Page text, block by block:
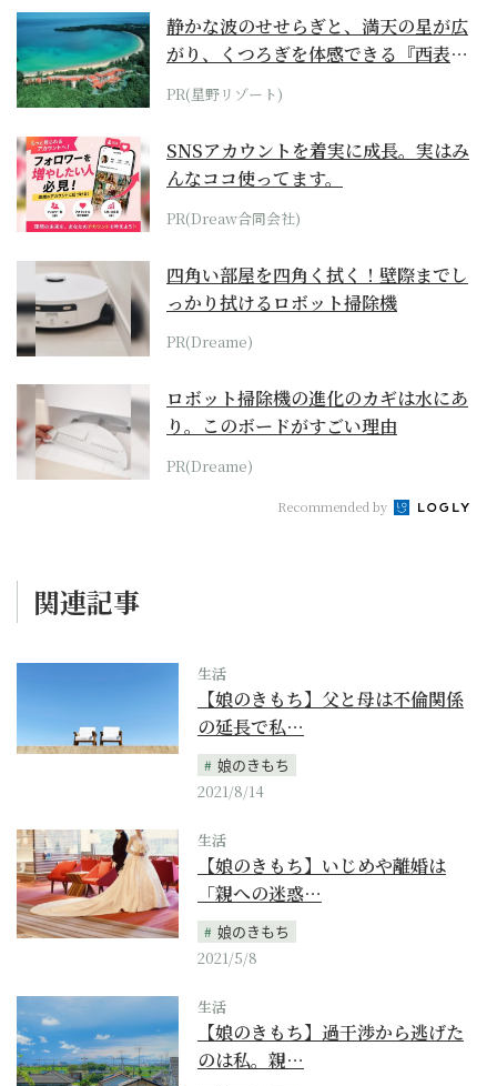
静かな波のせせらぎと、満天の星が広
がり、くつろぎを体感できる『西表島
ホテル by...
PR(星野リゾート)
SNSアカウントを着実に成長。実はみ
んなココ使ってます。
PR(Dreaw合同会社)
四角い部屋を四角く拭く！壁際までし
っかり拭けるロボット掃除機
PR(Dreame)
ロボット掃除機の進化のカギは水にあ
り。このボードがすごい理由
PR(Dreame)
Recommended by
関連記事
生活
【娘のきもち】父と母は不倫関係
の延長で私…
娘のきもち
2021/8/14
生活
【娘のきもち】いじめや離婚は
「親への迷惑…
娘のきもち
2021/5/8
生活
【娘のきもち】過干渉から逃げた
のは私。親…